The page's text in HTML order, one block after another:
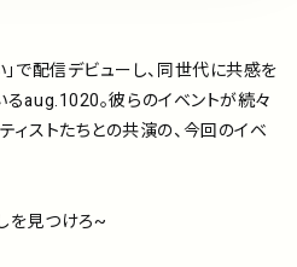
」で配信デビューし、同世代に共感を
aug.1020。彼らのイベントが続々
ィストたちとの共演の、今回のイベ
を見つけろ~